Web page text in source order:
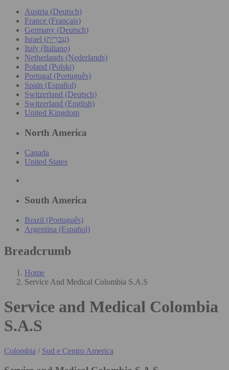
Austria (Deutsch)
France (Français)
Germany (Deutsch)
Israel (עִברִית)
Italy (Italiano)
Netherlands (Nederlands)
Poland (Polski)
Portugal (Português)
Spain (Español)
Switzerland (Deutsch)
Switzerland (English)
United Kingdom
North America
Canada
United States
South America
Brazil (Português)
Argentina (Español)
Breadcrumb
Home
Service And Medical Colombia S.A.S
Service and Medical Colombia
S.A.S
Colombia / Sud e Centro America